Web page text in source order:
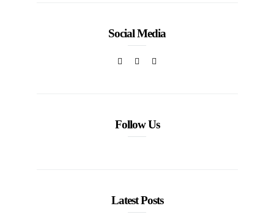
Social Media
Follow Us
Latest Posts